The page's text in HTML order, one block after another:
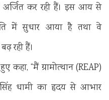
कर रही हैं। इस आय से
में सुधार आया है तथा वे
रही हैं।
कहा, “मैं ग्रामोत्थान (REAP)
सिंह धामी का हृदय से आभार